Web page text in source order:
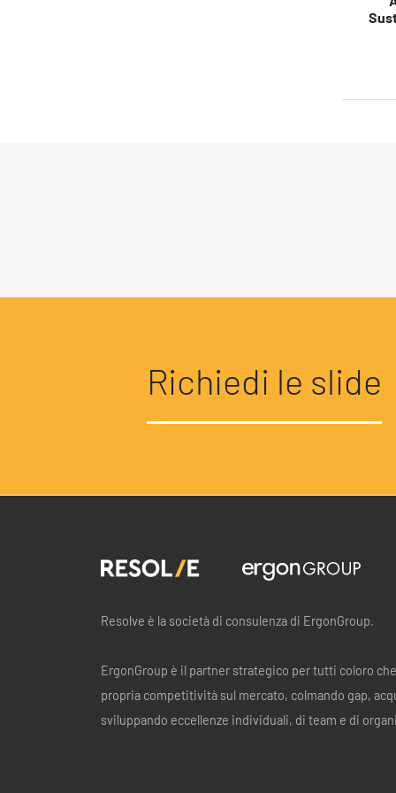
Richiedi le slide
Resolve è la società di consulenza di ErgonGroup.
ErgonGroup è il partner strategico per tutti coloro
propria competitività sul mercato, colmando gap,
sviluppando eccellenze individuali, di team e di